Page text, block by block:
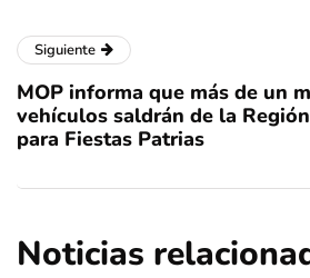
Siguiente
MOP informa que más de un
vehículos saldrán de la
para Fiestas Patrias
Noticias